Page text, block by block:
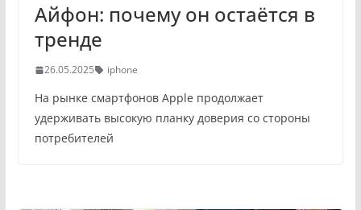
Айфон: почему он остаётся в
тренде
26.05.2025 iphone
На рынке смартфонов Apple продолжает
удерживать высокую планку доверия со стороны
потребителей